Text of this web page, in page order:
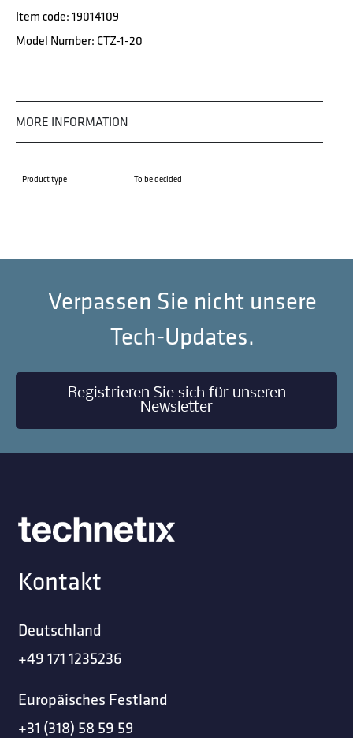
Item code: 19014109
Model Number: CTZ-1-20
MORE INFORMATION
Product type To be decided
Verpassen Sie nicht unsere
Tech-Updates.
Registrieren Sie sich für unseren
Newsletter
Kontakt
Deutschland
+49 171 1235236
Europäisches Festland
+31 (318) 58 59 59